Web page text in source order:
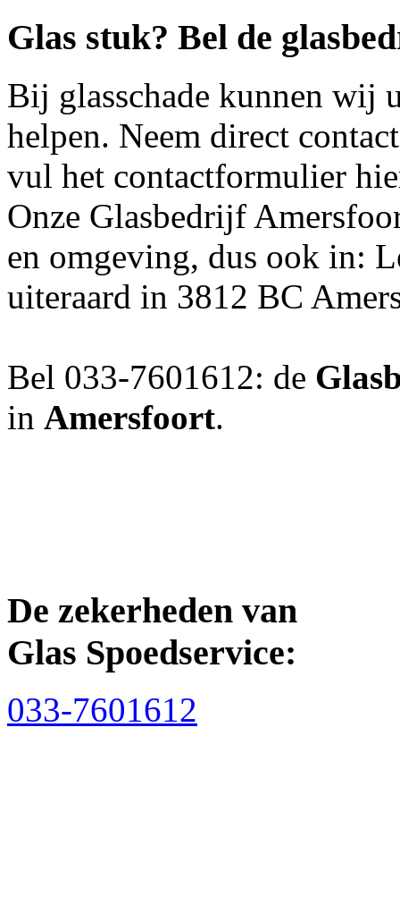
Glas stuk? Bel de
Bij glasschade kunnen wij
helpen. Neem direct
vul het contactformulier
Onze Glasbedrijf
en omgeving, dus ook in:
uiteraard in 3812 BC
Bel 033-7601612: de
in Amersfoort.
De zekerheden van
Glas Spoedservice:
033-7601612